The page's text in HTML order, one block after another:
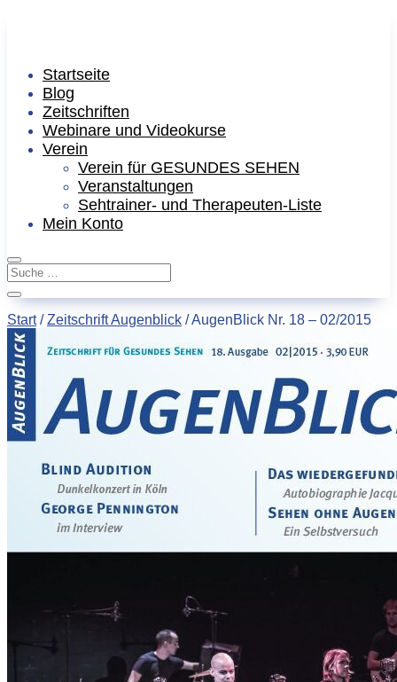
Startseite
Blog
Zeitschriften
Webinare und Videokurse
Verein
Verein für GESUNDES SEHEN
Veranstaltungen
Sehtrainer- und Therapeuten-Liste
Mein Konto
Start/Zeitschrift Augenblick / AugenBlick Nr. 18 – 02/2015